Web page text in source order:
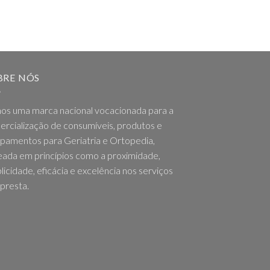
NÓS
uma marca nacional vocacionada para a
de consumíveis, produtos e
para Geriatria e Ortopedia,
em princípios como a proximidade,
eficácia e excelência nos serviços